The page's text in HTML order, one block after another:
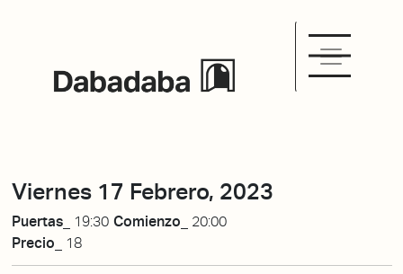
Viernes 17 Febrero, 2023
Puertas_ 19:30 Comienzo_ 20:00
Precio_
18